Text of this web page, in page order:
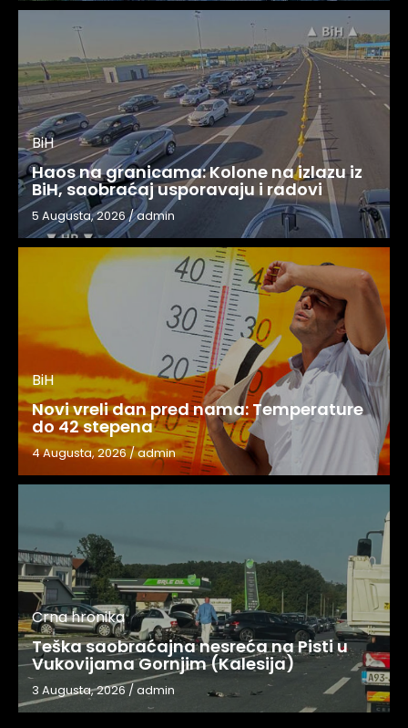
BiH
Haos na granicama: Kolone na izlazu iz
BiH, saobraćaj usporavaju i radovi
5 Augusta, 2026/admin
BiH
Novi vreli dan pred nama: Temperature
do 42 stepena
4 Augusta, 2026/admin
Crna hronika
Teška saobraćajna nesreća na Pisti u
Vukovijama Gornjim (Kalesija)
3 Augusta, 2026/admin